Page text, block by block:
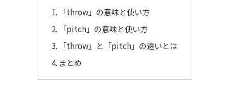
「throw」の意味と使い方
「pitch」の意味と使い方
「throw」と「pitch」の違いとは
まとめ